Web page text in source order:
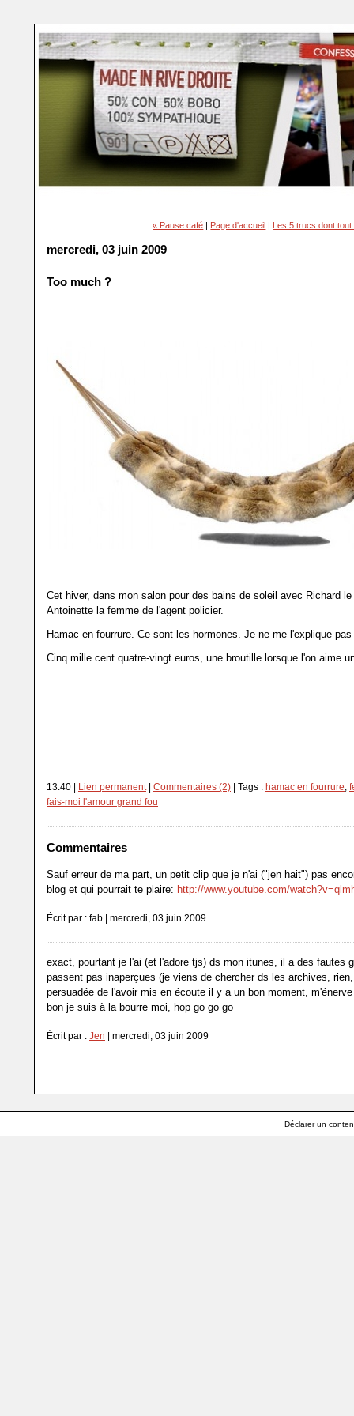
« Pause café | Page d'accueil | Les 5 trucs dont
mercredi, 03 juin 2009
Too much ?
Cet hiver, dans mon salon pour des bains de soleil avec Richard le
Antoinette la femme de l'agent policier.
Hamac en fourrure. Ce sont les hormones. Je ne me l'explique
Cinq mille cent quatre-vingt euros, une broutille lorsque l'on aime
13:40 | Lien permanent | Commentaires (2) | Tags : hamac en fourrure
fais-moi l'amour grand fou
Commentaires
Sauf erreur de ma part, un petit clip que je n'ai ("jen hait") pas
blog et qui pourrait te plaire: http://www.youtube.com/
Écrit par : fab | mercredi, 03 juin 2009
exact, pourtant je l'ai (et l'adore tjs) ds mon itunes, il a des fautes
passent pas inaperçues (je viens de chercher ds les archives,
persuadée de l'avoir mis en écoute il y a un bon moment,
bon je suis à la bourre moi, hop go go go
Écrit par : Jen | mercredi, 03 juin 2009
Déclarer un